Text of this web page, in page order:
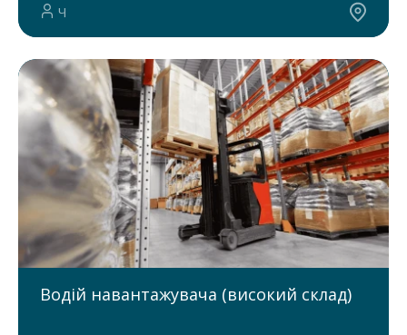
Ч
Водій навантажувача (високий склад)